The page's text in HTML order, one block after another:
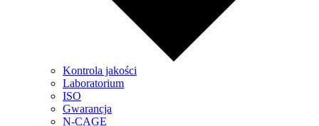
Kontrola jakości
Laboratorium
ISO
Gwarancja
N-CAGE